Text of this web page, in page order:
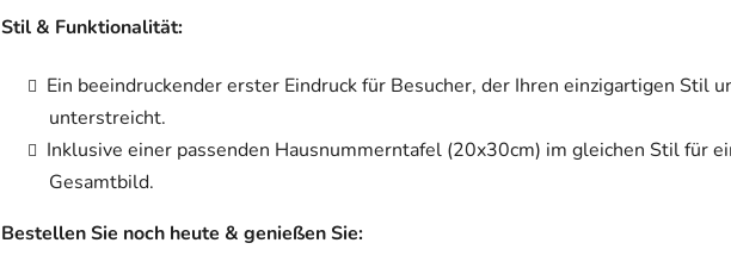
Stil & Funktionalität:
Ein beeindruckender erster Eindruck für Besucher, der Ihren einzigartigen Stil
unterstreicht.
Inklusive einer passenden Hausnummerntafel (20x30cm) im gleichen Stil für
Gesamtbild.
Bestellen Sie noch heute & genießen Sie: